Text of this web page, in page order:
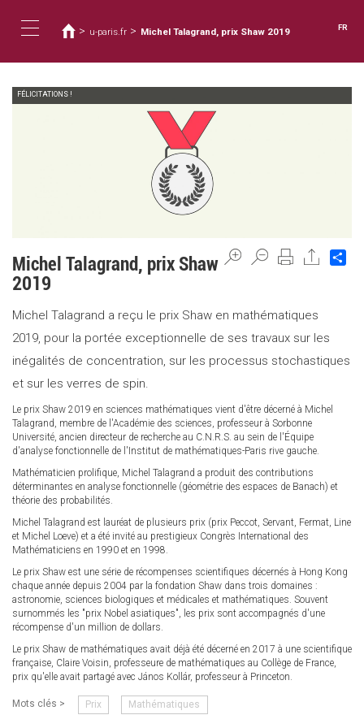
contenu
navigation
êtes
ici
> u-paris.fr > Michel Talagrand, prix Shaw 2019 FR
FÉLICITATIONS !
Michel Talagrand, prix Shaw
2019
Michel Talagrand a reçu le prix Shaw en mathématiques
2019, pour la portée exceptionnelle de ses travaux sur les
inégalités de concentration, sur les processus stochastiques
et sur les verres de spin.
Le prix Shaw 2019 en sciences mathématiques vient d'être décerné à Michel
Talagrand, membre de l'Académie des sciences, professeur à Sorbonne
Université, ancien directeur de recherche au C.N.R.S. au sein de l'Équipe
d'analyse fonctionnelle de l'Institut de mathématiques-Paris rive gauche.
Mathématicien prolifique, Michel Talagrand a produit des contributions
déterminantes en analyse fonctionnelle (géométrie des espaces de Banach) et
théorie des probabilités.
Michel Talagrand est lauréat de plusieurs prix (prix Peccot, Servant, Fermat, Line
et Michel Loeve) et a été invité au prestigieux Congrès International des
Mathématiciens en 1990 et en 1998.
Le prix Shaw est une série de récompenses scientifiques décernés à Hong Kong
chaque année depuis 2004 par la fondation Shaw dans trois domaines :
astronomie, sciences biologiques et médicales et mathématiques. Souvent
surnommés les "prix Nobel asiatiques", les prix sont accompagnés d'une
récompense d'un million de dollars.
Le prix Shaw de mathématiques avait déjà été décerné en 2017 à une scientifique
française, Claire Voisin, professeure de mathématiques au Collège de France,
prix qu'elle avait partagé avec János Kollár, professeur à Princeton.
Mots clés > Prix Mathématiques